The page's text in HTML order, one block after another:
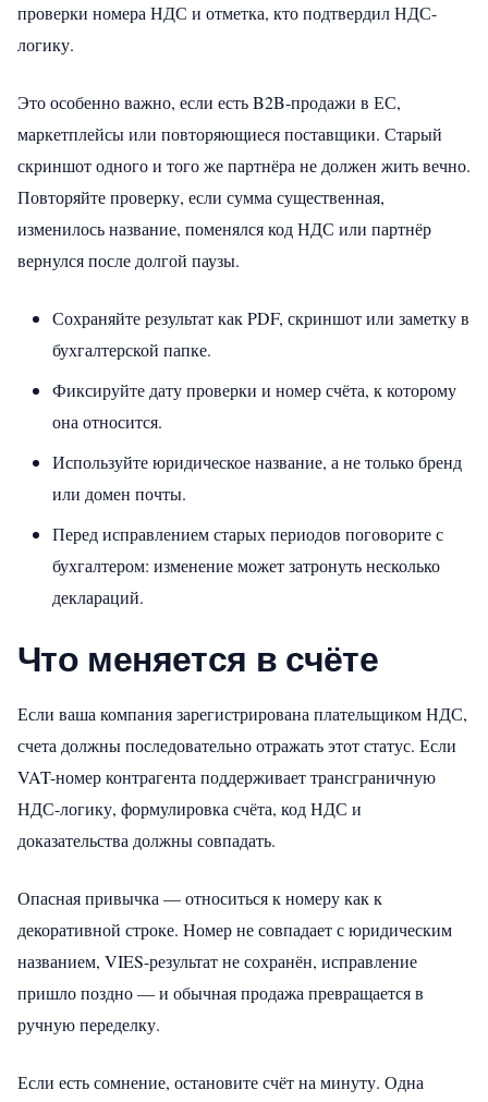
проверки номера НДС и отметка, кто подтвердил НДС-
логику.
Это особенно важно, если есть B2B-продажи в ЕС,
маркетплейсы или повторяющиеся поставщики. Старый
скриншот одного и того же партнёра не должен жить вечно.
Повторяйте проверку, если сумма существенная,
изменилось название, поменялся код НДС или партнёр
вернулся после долгой паузы.
Сохраняйте результат как PDF, скриншот или заметку в
бухгалтерской папке.
Фиксируйте дату проверки и номер счёта, к которому
она относится.
Используйте юридическое название, а не только бренд
или домен почты.
Перед исправлением старых периодов поговорите с
бухгалтером: изменение может затронуть несколько
деклараций.
Что меняется в счёте
Если ваша компания зарегистрирована плательщиком НДС,
счета должны последовательно отражать этот статус. Если
VAT-номер контрагента поддерживает трансграничную
НДС-логику, формулировка счёта, код НДС и
доказательства должны совпадать.
Опасная привычка — относиться к номеру как к
декоративной строке. Номер не совпадает с юридическим
названием, VIES-результат не сохранён, исправление
пришло поздно — и обычная продажа превращается в
ручную переделку.
Если есть сомнение, остановите счёт на минуту. Одна